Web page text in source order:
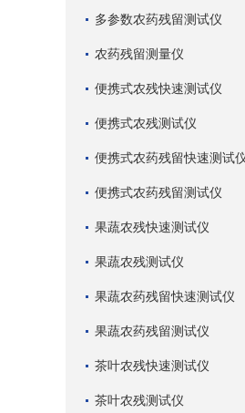
多参数农药残留测试仪
农药残留测量仪
便携式农残快速测试仪
便携式农残测试仪
便携式农药残留快速测试
便携式农药残留测试仪
果蔬农残快速测试仪
果蔬农残测试仪
果蔬农药残留快速测试仪
果蔬农药残留测试仪
茶叶农残快速测试仪
茶叶农残测试仪